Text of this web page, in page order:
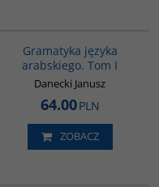
Gramatyka języka
arabskiego. Tom I
Danecki Janusz
64.00PLN
ZOBACZ